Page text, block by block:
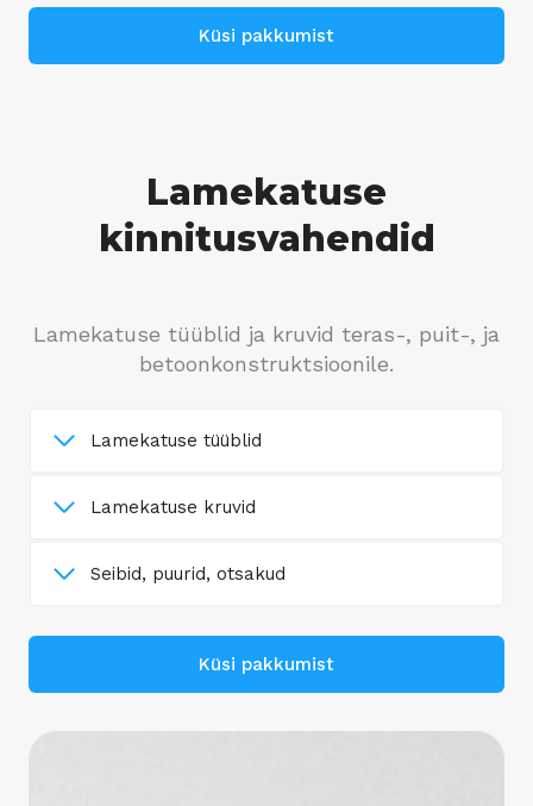
Küsi pakkumist
Lamekatuse
kinnitusvahendid
Lamekatuse tüüblid ja kruvid teras-, puit-, ja
betoonkonstruktsioonile.
Lamekatuse tüüblid
Lamekatuse kruvid
Seibid, puurid, otsakud
Küsi pakkumist